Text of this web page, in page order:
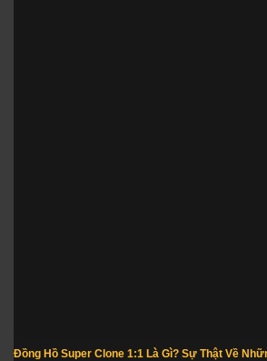
Đồng Hồ Super Clone 1:1 Là Gì? Sự Thật Về